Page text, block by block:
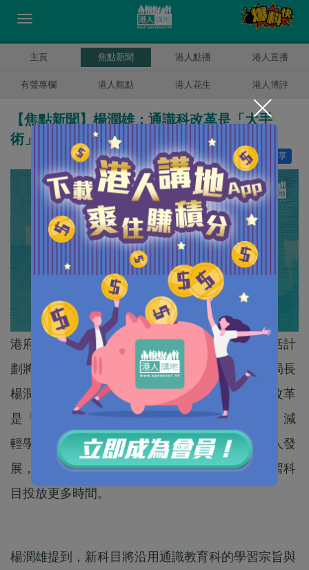
主頁 焦點新聞 港人點播 港人直播
有聲專欄 港人觀點 港人花生 港人博評
【焦點新聞】楊潤雄：通識科改革是「大手
術」
分享
讚好 5
港府早前公布高中通識教育科課程改革方向，包括計
劃將科目改名、上課時數及內容減半等。教育局局長
楊潤雄接受《星島日報》專訪時指，形容通識科改革
是「大手術」，並強調新課程有助釋放上課時數，減
輕學生的學習負擔，以及讓學生有更多空間作全人發
展，例如學生可修讀多一個選修科，或在應用學習科
目投放更多時間。
楊潤雄提到，新科目將沿用通識教育科的學習宗旨與